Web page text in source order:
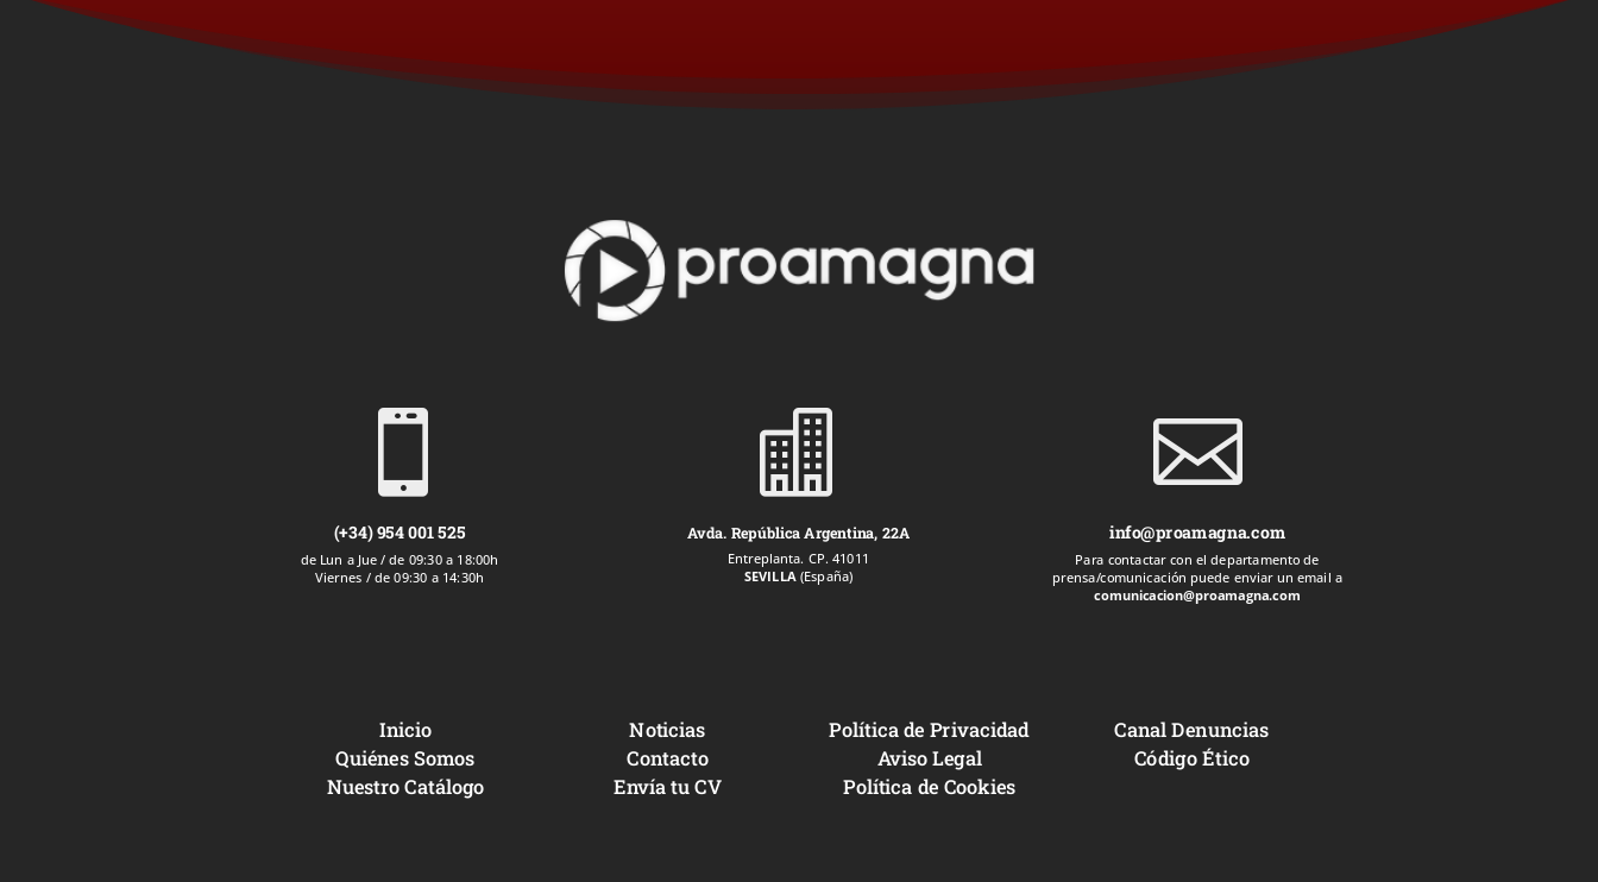

(+34) 954 001 525
de Lun a Jue / de 09:30 a 18:00h
Viernes / de 09:30 a 14:30h

Avda. República Argentina, 22A
Entreplanta. CP. 41011
SEVILLA (España)

info@proamagna.com
Para contactar con el departamento de
prensa/comunicación puede enviar un email a
comunicacion@proamagna.com
Inicio
Quiénes Somos
Nuestro Catálogo
Noticias
Contacto
Envía tu CV
Política de Privacidad
Aviso Legal
Política de Cookies
Canal Denuncias
Código Ético